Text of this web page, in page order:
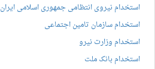
استخدام نیروی انتظامی جمهوری اسلامی ایران
استخدام سازمان تامین اجتماعی
استخدام وزارت نیرو
استخدام بانک ملت